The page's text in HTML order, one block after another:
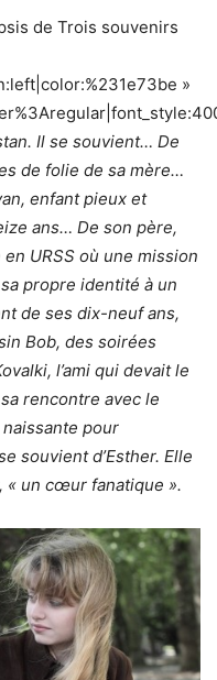
de Trois souvenirs
»
Il se souvient… De
de folie de sa mère…
enfant pieux et
ans… De son père,
URSS où une mission
propre identité à un
de ses dix-neuf ans,
Bob, des soirées
l’ami qui devait le
rencontre avec le
pour
souvient d’Esther. Elle
« un cœur fanatique ».